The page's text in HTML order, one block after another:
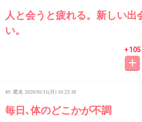
人と会うと疲れる。新しい出
い。
+105
49. 匿名 2026/05/11(月) 10:23:38
毎日､体のどこかが不調